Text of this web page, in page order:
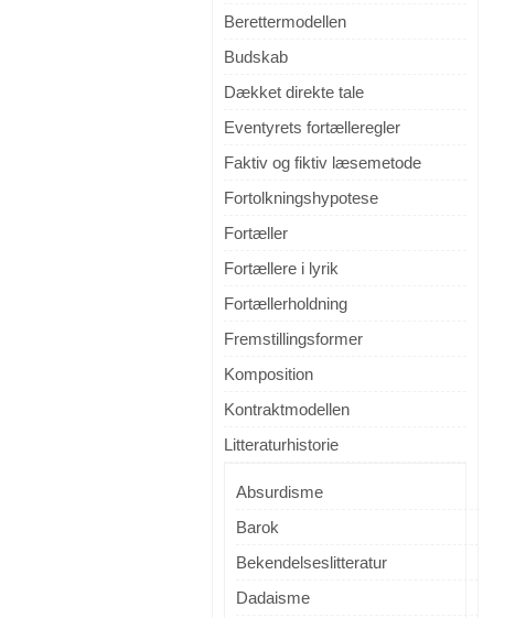
Berettermodellen
Budskab
Dækket direkte tale
Eventyrets fortælleregler
Faktiv og fiktiv læsemetode
Fortolkningshypotese
Fortæller
Fortællere i lyrik
Fortællerholdning
Fremstillingsformer
Komposition
Kontraktmodellen
Litteraturhistorie
Absurdisme
Barok
Bekendelseslitteratur
Dadaisme